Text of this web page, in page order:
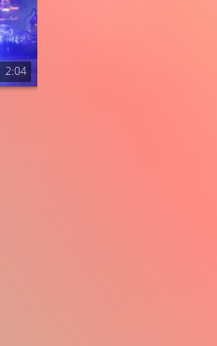
2:04